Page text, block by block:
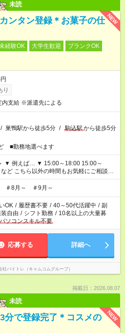
未読
NEW
ンタン登録＊お菓子の仕
経験OK 大学生歓迎
ブランクOK
り
内支給 ※派遣先による
/ 巣鴨駅から徒歩5分 / 駒込駅から徒歩5分
■勤務地選べます
ご相談く
＃8月～ ＃9月～
OK / 履歴書不要 / 40～50代活躍中 / 副
装自由 / シフト勤務 / 10名以上の大量募
パソコンスキル不要
応募する 詳細へ
社バイトレ（キャムコムグループ）
掲載日：2026.08.07
未読
NEW
分で登録完了＊コスメの